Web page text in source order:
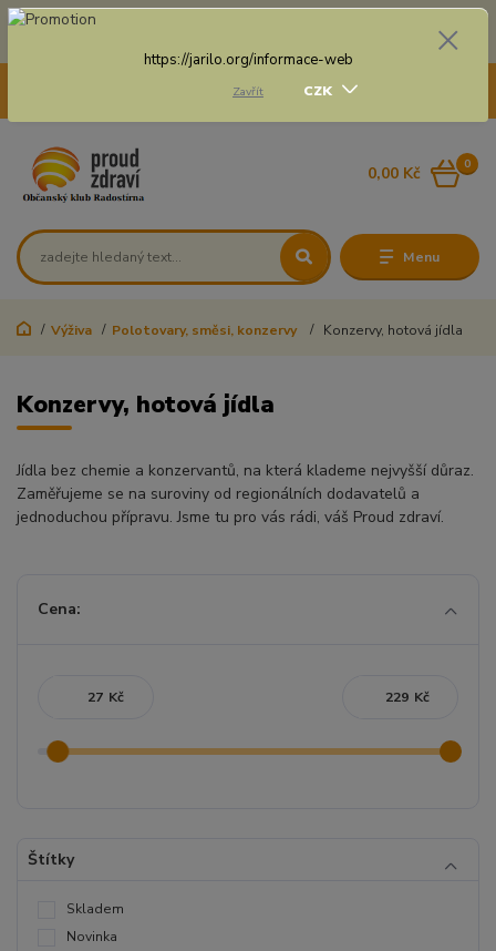
Doprava zdarma na některé druhy dopravy při nákupu
Menu
CZK
0
0,00 Kč
Výživa Polotovary, směsi, konzervy Konzervy, hotová jídla
Konzervy, hotová jídla
Jídla bez chemie a konzervantů, na která klademe nejvyšší důraz.
Zaměřujeme se na suroviny od regionálních dodavatelů a
jednoduchou přípravu. Jsme tu pro vás rádi, váš Proud zdraví.
Cena:
Kč Kč
Štítky
Skladem
Novinka
https://jarilo.org/informace-web
Zavřít